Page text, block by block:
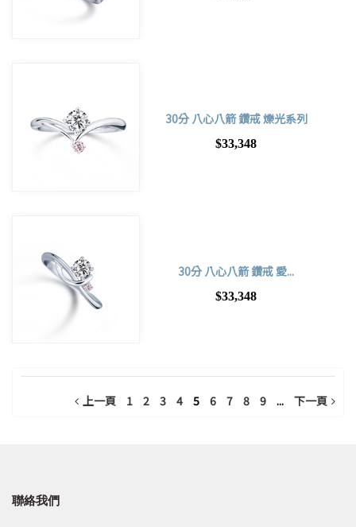
30分 八心八箭 鑽戒 爍光系列
$33,348
30分 八心八箭 鑽戒 愛...
$33,348
上一頁 1 2 3 4 5 6 7 8 9 ... 下一頁
聯絡我們